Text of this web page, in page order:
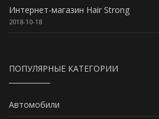
Интернет-магазин Hair Strong
2018-10-18
ПОПУЛЯРНЫЕ КАТЕГОРИИ
Автомобили